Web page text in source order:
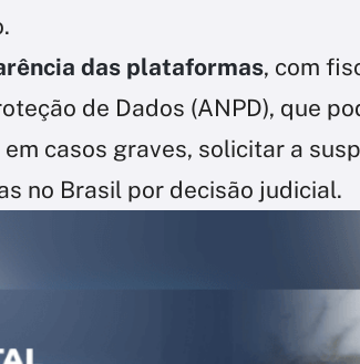
das plataformas, com
de Dados (ANPD), que
casos graves, solicitar a
no Brasil por decisão judicial.